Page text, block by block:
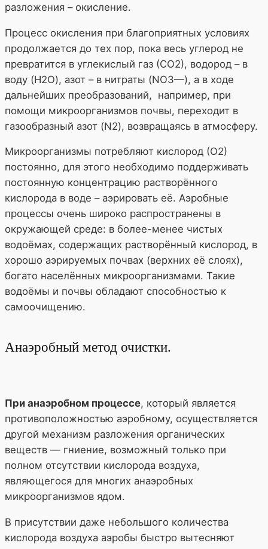
разложения – окисление.
Процесс окисления при благоприятных условиях
продолжается до тех пор, пока весь углерод не
превратится в углекислый газ (СО2), водород – в
воду (H2O), азот – в нитраты (NO3—), а в ходе
дальнейших преобразований, например, при
помощи микроорганизмов почвы, переходит в
газообразный азот (N2), возвращаясь в атмосферу.
Микроорганизмы потребляют кислород (О2)
постоянно, для этого необходимо поддерживать
постоянную концентрацию растворённого
кислорода в воде – аэрировать её. Аэробные
процессы очень широко распространены в
окружающей среде: в более-менее чистых
водоёмах, содержащих растворённый кислород, в
хорошо аэрируемых почвах (верхних её слоях),
богато населённых микроорганизмами. Такие
водоёмы и почвы обладают способностью к
самоочищению.
Анаэробный метод очистки.
При анаэробном процессе, который является
противоположностью аэробному, осуществляется
другой механизм разложения органических
веществ — гниение, возможный только при
полном отсутствии кислорода воздуха,
являющегося для многих анаэробных
микроорганизмов ядом.
В присутствии даже небольшого количества
кислорода воздуха аэробы быстро вытесняют